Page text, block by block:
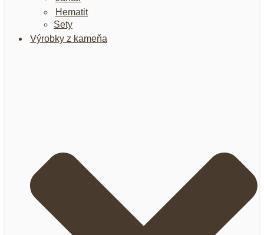
Hematit
Sety
Výrobky z kameňa